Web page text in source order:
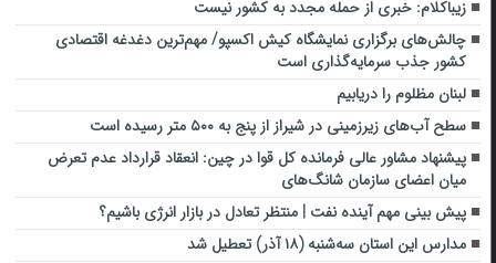
زیباکلام: خبری از حمله مجدد به کشور نیست
چالش‌های برگزاری نمایشگاه کیش اکسپو/ مهم‌ترین دغدغه اقتصادی
کشور جذب سرمایه‌گذاری است
لبنان مظلوم را دریابیم
سطح آب‌های زیرزمینی در شیراز از پنج به ۵۰۰ متر رسیده است
پیشنهاد مشاور عالی فرمانده کل قوا در چین: انعقاد قرارداد عدم تعرض
میان اعضای سازمان شانگ‌های
پیش بینی مهم آینده نفت | منتظر تعادل در بازار انرژی باشیم؟
مدارس این استان سه‌شنبه (۱۸ آذر) تعطیل شد